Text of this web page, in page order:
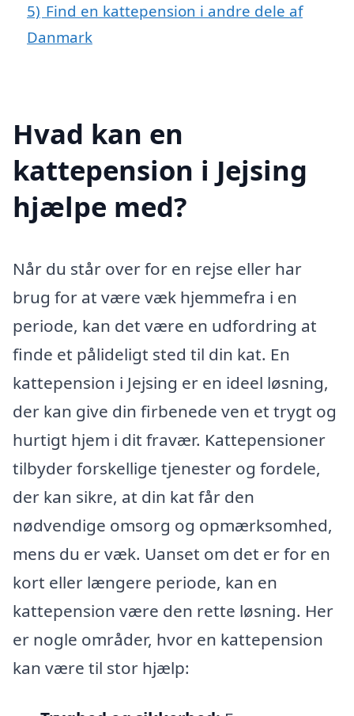
5) Find en kattepension i andre dele af
Danmark
Hvad kan en
kattepension i Jejsing
hjælpe med?
Når du står over for en rejse eller har
brug for at være væk hjemmefra i en
periode, kan det være en udfordring at
finde et pålideligt sted til din kat. En
kattepension i Jejsing er en ideel løsning,
der kan give din firbenede ven et trygt og
hurtigt hjem i dit fravær. Kattepensioner
tilbyder forskellige tjenester og fordele,
der kan sikre, at din kat får den
nødvendige omsorg og opmærksomhed,
mens du er væk. Uanset om det er for en
kort eller længere periode, kan en
kattepension være den rette løsning. Her
er nogle områder, hvor en kattepension
kan være til stor hjælp: